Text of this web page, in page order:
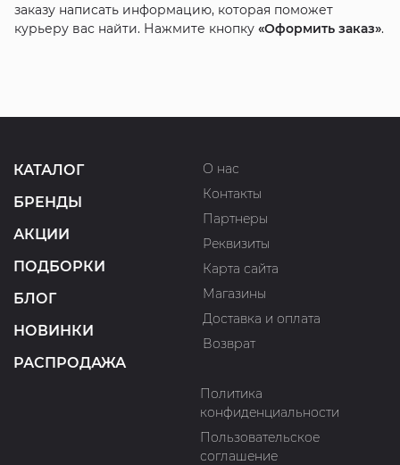
заказу написать информацию, которая поможет
курьеру вас найти. Нажмите кнопку «Оформить заказ».
КАТАЛОГ
БРЕНДЫ
АКЦИИ
ПОДБОРКИ
БЛОГ
НОВИНКИ
РАСПРОДАЖА
О нас
Контакты
Партнеры
Реквизиты
Карта сайта
Магазины
Доставка и оплата
Возврат
Политика
конфиденциальности
Пользовательское
соглашение